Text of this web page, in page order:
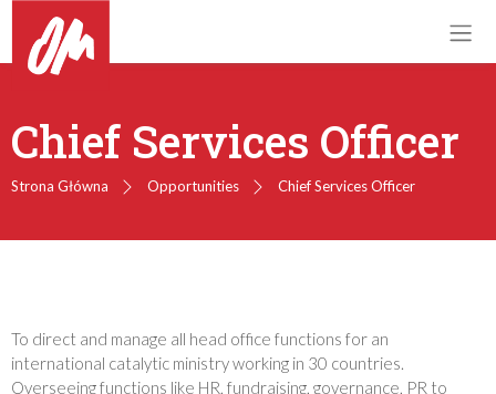
Chief Services Officer
Strona Główna Opportunities Chief Services Officer
To direct and manage all head office functions for an
international catalytic ministry working in 30 countries.
Overseeing functions like HR, fundraising, governance, PR to